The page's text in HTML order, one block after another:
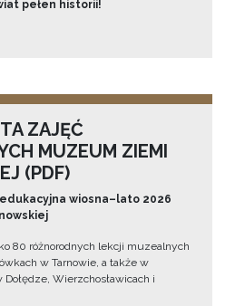
pełen historii!
ZAJĘĆ
MUZEUM ZIEMI
(PDF)
wiosna–lato 2026
80 różnorodnych lekcji muzealnych
w Tarnowie, a także w
Dołędze, Wierzchosławicach i